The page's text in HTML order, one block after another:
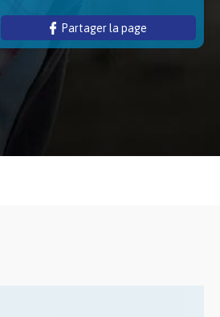
Partager la page